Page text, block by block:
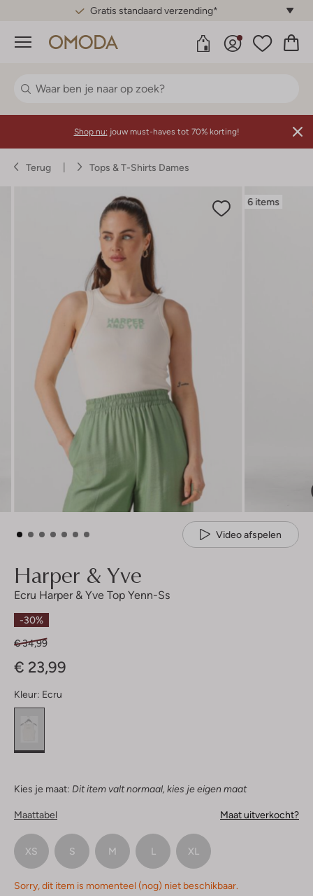
Gratis standaard verzending*
Menu
Shop nu: jouw must-haves tot 70% korting!
Terug Tops & T-Shirts Dames
6 items
Video afspelen
Harper & Yve
Ecru Harper & Yve Top Yenn-Ss
-30%
€ 34,99
€ 23,99
Kleur: Ecru
Kies je maat: Dit item valt normaal, kies je eigen maat
Maattabel Maat uitverkocht?
XS S M L XL
Sorry, dit item is momenteel (nog) niet beschikbaar.